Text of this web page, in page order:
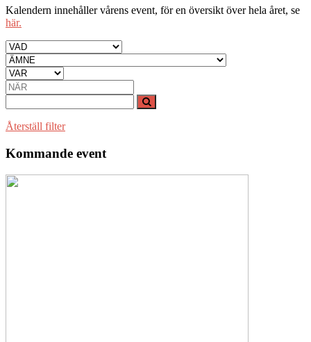
Kalendern innehåller vårens event, för en översikt över hela året, se
här.
Återställ filter
Kommande event